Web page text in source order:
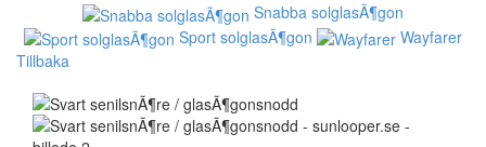
Snabba solglasÃ¶gon
Sport solglasÃ¶gon
Wayfarer
Tillbaka